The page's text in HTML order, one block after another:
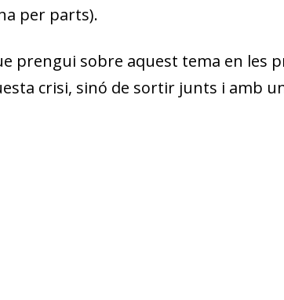
per parts).
prengui sobre aquest tema en les
crisi, sinó de sortir junts i amb